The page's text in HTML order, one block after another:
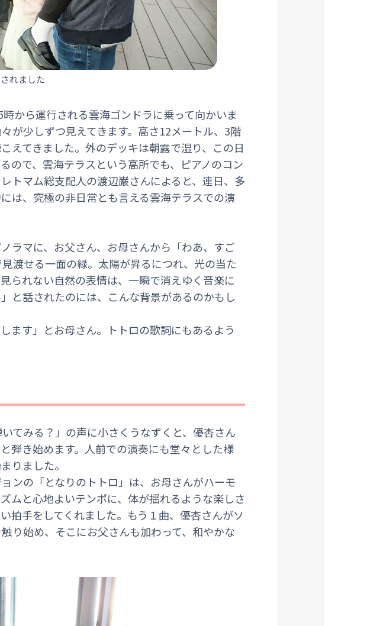
れました
から運行される雲海ゴンドラに乗って向かいま
が少しずつ見えてきます。高さ12メートル、3階
えてきました。外のデッキは朝露で湿り、この日
ので、雲海テラスという高所でも、ピアノのコン
マム総支配人の渡辺巌さんによると、連日、多
は、究極の非日常とも言える雲海テラスでの演
ラマに、お父さん、お母さんから「わあ、すご
渡せる一面の緑。太陽が昇るにつれ、光の当た
られない自然の表情は、一瞬で消えゆく音楽に
と話されたのには、こんな背景があるのかもし
ます」とお母さん。トトロの歌詞にもあるよう
てみる？」の声に小さくうなずくと、優杏さん
弾き始めます。人前での演奏にも堂々とした様
りました。
ンの「となりのトトロ」は、お母さんがハーモ
ムと心地よいテンポに、体が揺れるような楽しさ
拍手をしてくれました。もう１曲、優杏さんがソ
り始め、そこにお父さんも加わって、和やかな